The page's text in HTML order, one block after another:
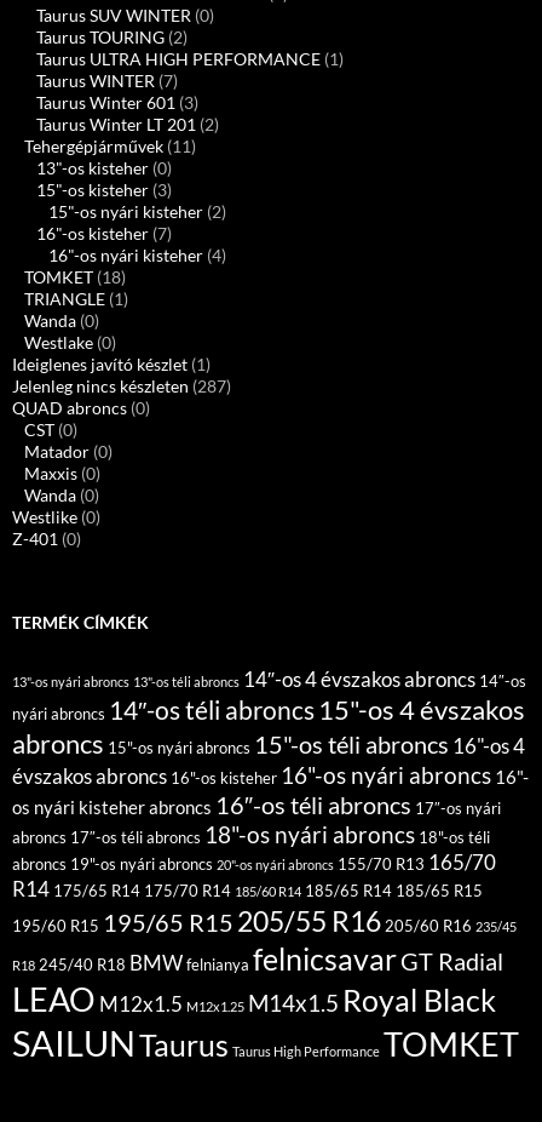
Taurus SUV WINTER (0)
Taurus TOURING (2)
Taurus ULTRA HIGH PERFORMANCE (1)
Taurus WINTER (7)
Taurus Winter 601 (3)
Taurus Winter LT 201 (2)
Tehergépjárművek (11)
13"-os kisteher (0)
15"-os kisteher (3)
15"-os nyári kisteher (2)
16"-os kisteher (7)
16"-os nyári kisteher (4)
TOMKET (18)
TRIANGLE (1)
Wanda (0)
Westlake (0)
Ideiglenes javító készlet (1)
Jelenleg nincs készleten (287)
QUAD abroncs (0)
CST (0)
Matador (0)
Maxxis (0)
Wanda (0)
Westlike (0)
Z-401 (0)
TERMÉK CÍMKÉK
13"-os nyári abroncs 13"-os téli abroncs 14″-os 4 évszakos abroncs 14″-os
nyári abroncs 14″-os téli abroncs15"-os 4 évszakos
abroncs 15"-os nyári abroncs 15"-os téli abroncs 16"-os 4
évszakos abroncs 16"-os kisteher 16"-os nyári abroncs 16"-
os nyári kisteher abroncs 16″-os téli abroncs 17″-os nyári
abroncs 17″-os téli abroncs 18"-os nyári abroncs 18"-os téli
abroncs 19"-os nyári abroncs 20"-os nyári abroncs 155/70 R13 165/70
R14 175/65 R14 175/70 R14 185/60 R14 185/65 R14 185/65 R15
195/60 R15 195/65 R15 205/55 R16205/60 R16 235/45
R18 245/40 R18 BMWfelnianya felnicsavarGT Radial
LEAO M12x1.5 M12x1.25 M14x1.5 Royal Black
SAILUNTaurus Taurus High Performance TOMKET